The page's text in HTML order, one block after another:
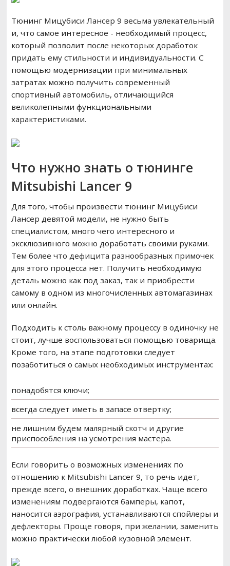
Тюнинг Мицубиси Лансер 9 весьма увлекательный
и, что самое интересное - необходимый процесс,
который позволит после некоторых доработок
придать ему стильности и индивидуальности. С
помощью модернизации при минимальных
затратах можно получить современный
спортивный автомобиль, отличающийся
великолепными функциональными
характеристиками.
Что нужно знать о тюнинге
Mitsubishi Lancer 9
Для того, чтобы произвести тюнинг Мицубиси
Лансер девятой модели, не нужно быть
специалистом, много чего интересного и
эксклюзивного можно доработать своими руками.
Тем более что дефицита разнообразных примочек
для этого процесса нет. Получить необходимую
деталь можно как под заказ, так и приобрести
самому в одном из многочисленных автомагазинах
или онлайн.
Подходить к столь важному процессу в одиночку не
стоит, лучше воспользоваться помощью товарища.
Кроме того, на этапе подготовки следует
позаботиться о самых необходимых инструментах:
понадобятся ключи;
всегда следует иметь в запасе отвертку;
не лишним будем малярный скотч и другие
приспособления на усмотрения мастера.
Если говорить о возможных изменениях по
отношению к Mitsubishi Lancer 9, то речь идет,
прежде всего, о внешних доработках. Чаще всего
изменениям подвергаются бамперы, капот,
наносится аэрография, устанавливаются спойлеры и
дефлекторы. Проще говоря, при желании, заменить
можно практически любой кузовной элемент.